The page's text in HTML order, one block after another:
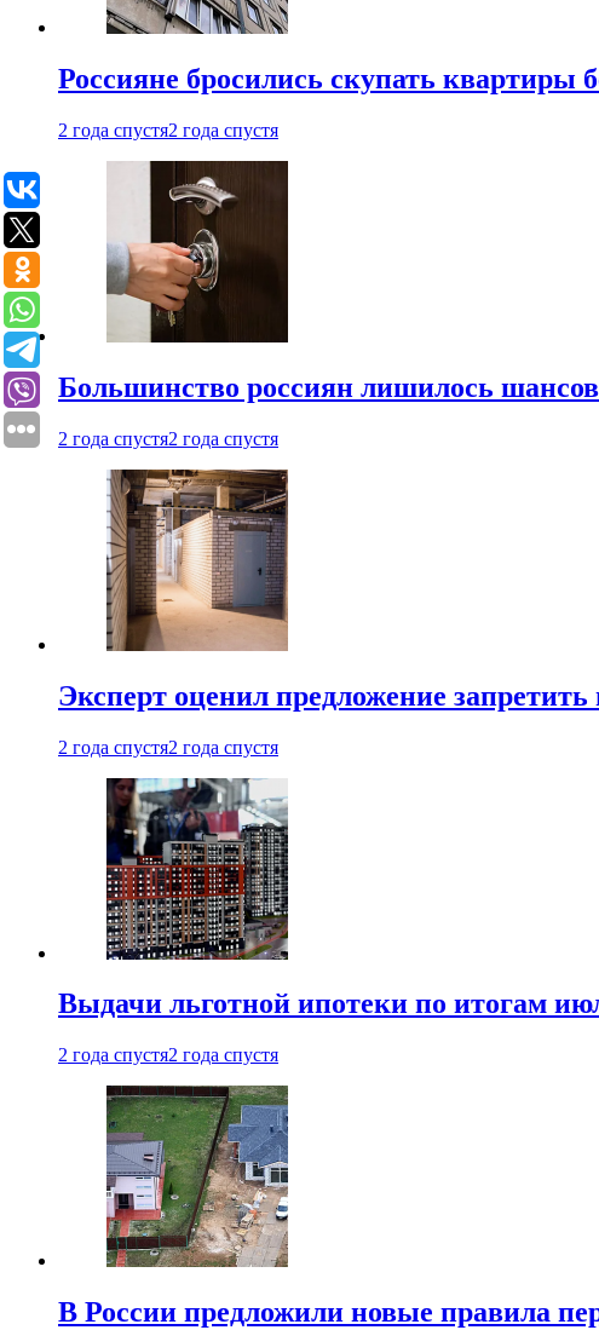
Россияне бросились скупать квартиры
2 года спустя2 года спустя
Большинство россиян лишилось
2 года спустя2 года спустя
Эксперт оценил предложение
2 года спустя2 года спустя
Выдачи льготной ипотеки по итогам
2 года спустя2 года спустя
В России предложили новые правила